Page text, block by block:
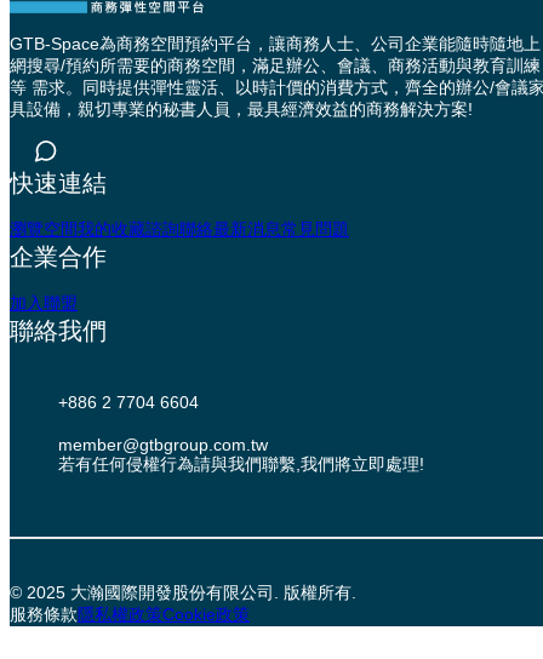
GTB-Space為商務空間預約平台，讓商務人士、公司企業能隨時隨地上
網搜尋/預約所需要的商務空間，滿足辦公、會議、商務活動與教育訓練
等 需求。同時提供彈性靈活、以時計價的消費方式，齊全的辦公/會議
具設備，親切專業的秘書人員，最具經濟效益的商務解決方案!
快速連結
瀏覽空間我的收藏諮詢聯絡最新消息常見問題
企業合作
加入聯盟
聯絡我們
+886 2 7704 6604
member@gtbgroup.com.tw
若有任何侵權行為請與我們聯繫,我們將立即處理!
© 2025 大瀚國際開發股份有限公司. 版權所有.
服務條款隱私權政策Cookie政策